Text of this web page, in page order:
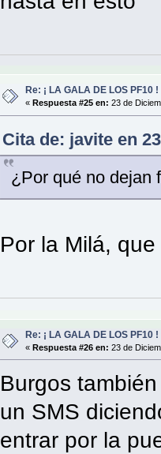
Re: ¡ LA GALA DE LOS PF10 !
«Respuesta #25 en: 23 de
Cita de: javite en
¿Por qué no dejan
Por la Milá,
Re: ¡ LA GALA DE LOS PF10 !
«Respuesta #26 en: 23 de
Burgos
un SMS
entrar por la